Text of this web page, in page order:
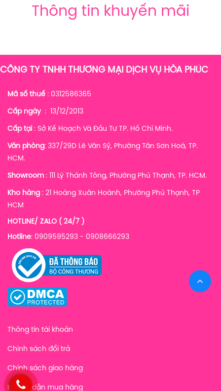
Thông tin khuyến mãi
CÔNG TY TNHH THƯƠNG MẠI DỊCH VỤ HÒA PHÚC
Mã số thuế : 0312586365
Cấp ngày: 13/12/2013
Cấp tại : Sở Kế Hoạch Và Đầu Tư TP. Hồ Chí Minh.
Văn phòng: 337/29D Lê Văn Sỹ, Phường Tân Sơn Hoà, TP.
HCM.
Showroom : 111 Lý Thánh Tông, Phường Phú Thạnh, TP. HCM.
Kho hàng : 21 Hoàng Xuân Hoành, Phường Phú Thạnh, TP
HCM
HOTLINE/ ZALO ( 24/7 )
Hotline: 0909595293 - 0908666293
Thông tin tài khoản
Chính sách đổi trả
Chính sách giao hàng
Hướng dẫn mua hàng